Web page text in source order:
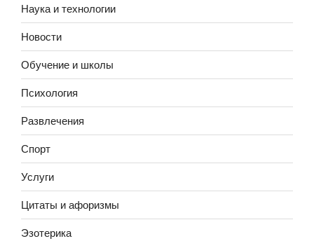
Наука и технологии
Новости
Обучение и школы
Психология
Развлечения
Спорт
Услуги
Цитаты и афоризмы
Эзотерика